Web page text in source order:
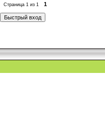
Страница 1 из 1 1